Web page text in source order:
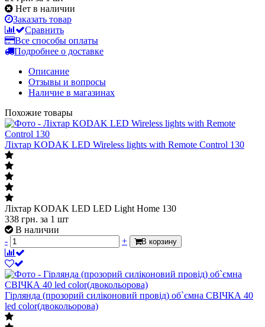
Нет в наличии
Заказать товар
Сравнить
Все способы оплаты
Подробнее о доставке
Описание
Отзывы и вопросы
Наличие в магазинах
Похожие товары
Лiхтар KODAK LED Wireless lights with Remote Control 130
Лiхтар KODAK LED LED Light Home 130
338 грн. за 1 шт
В наличии
-
+ В корзину
Гірлянда (прозорий силіконовий провід) об`ємна СВІЧКА 40
led color(двокольорова)